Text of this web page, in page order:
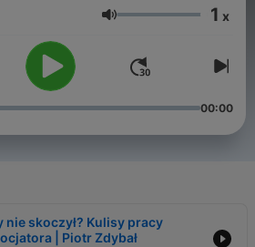
Głośność 1 x
00:00
nie skoczył? Kulisy pracy
| Piotr Zdybał